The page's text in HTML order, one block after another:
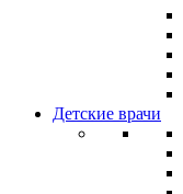
Детские врачи